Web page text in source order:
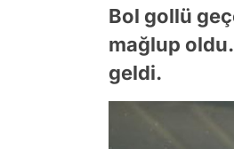
Bol gollü
mağlup
geldi.